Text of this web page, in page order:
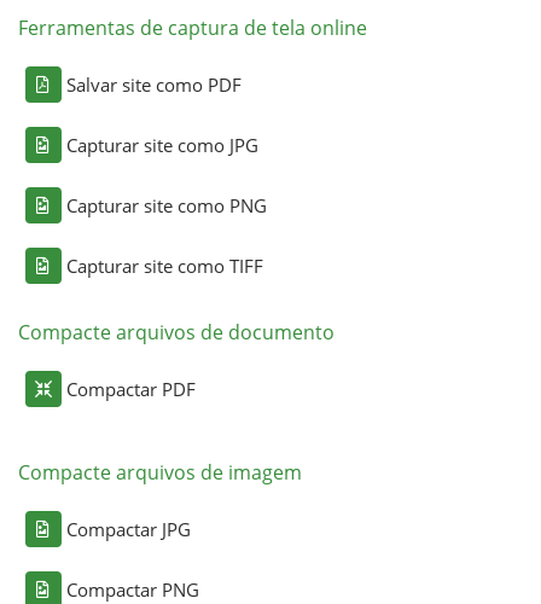
Ferramentas de captura de tela online
Salvar site como PDF
Capturar site como JPG
Capturar site como PNG
Capturar site como TIFF
Compacte arquivos de documento
Compactar PDF
Compacte arquivos de imagem
Compactar JPG
Compactar PNG